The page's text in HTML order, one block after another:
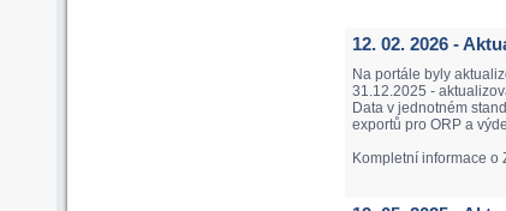
12. 02. 2026 -
Na portále byly
31.12.2025 -
Data v jednotném
exportů pro ORP a
Kompletní informace o